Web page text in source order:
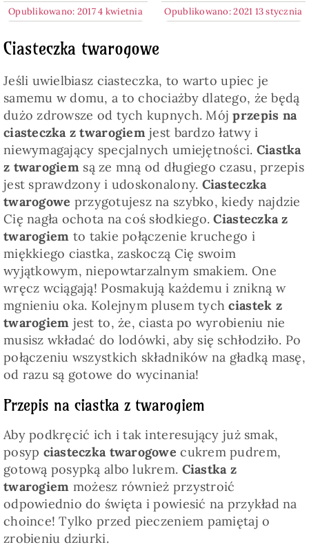
Opublikowano: 2017 4 kwietnia Opublikowano: 2021 13 stycznia
Ciasteczka twarogowe
Jeśli uwielbiasz ciasteczka, to warto upiec je
samemu w domu, a to chociażby dlatego, że będą
dużo zdrowsze od tych kupnych. Mójprzepis na
ciasteczka z twarogiemjest bardzo łatwy i
niewymagający specjalnych umiejętności. Ciastka
z twarogiem są ze mną od długiego czasu, przepis
jest sprawdzony i udoskonalony. Ciasteczka
twarogowe przygotujesz na szybko, kiedy najdzie
Cię nagła ochota na coś słodkiego.Ciasteczka z
twarogiem to takie połączenie kruchego i
miękkiego ciastka, zaskoczą Cię swoim
wyjątkowym, niepowtarzalnym smakiem. One
wręcz wciągają! Posmakują każdemu i znikną w
mgnieniu oka. Kolejnym plusem tychciastek z
twarogiem jest to, że, ciasta po wyrobieniu nie
musisz wkładać do lodówki, aby się schłodziło. Po
połączeniu wszystkich składników na gładką masę,
od razu są gotowe do wycinania!
Przepis na ciastka z twarogiem
Aby podkręcić ich i tak interesujący już smak,
posyp ciasteczka twarogowe cukrem pudrem,
gotową posypką albo lukrem. Ciastka z
twarogiem możesz również przystroić
odpowiednio do święta i powiesić na przykład na
choince! Tylko przed pieczeniem pamiętaj o
zrobieniu dziurki.